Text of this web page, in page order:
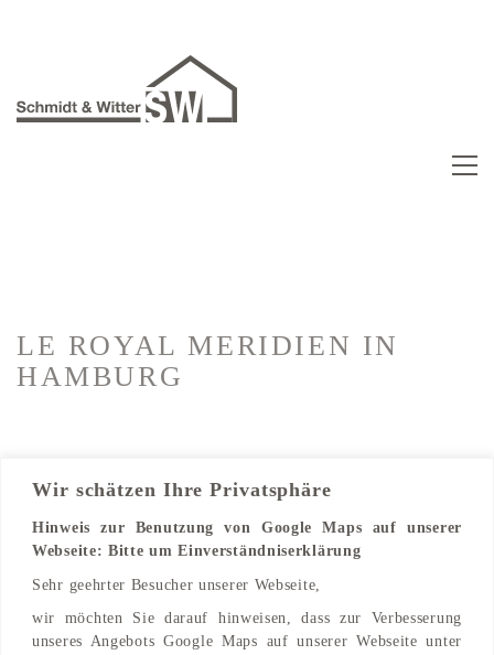
Wir schätzen Ihre Privatsphäre
Hinweis zur Benutzung von Google Maps auf unserer
Webseite: Bitte um Einverständniserklärung
Sehr geehrter Besucher unserer Webseite,
wir möchten Sie darauf hinweisen, dass zur Verbesserung
unseres Angebots Google Maps auf unserer Webseite unter
LE ROYAL MERIDIEN IN
HAMBURG
Trockenbau
Adresse
An der Alster 52
20099 Hamburg, Hamburg, DE